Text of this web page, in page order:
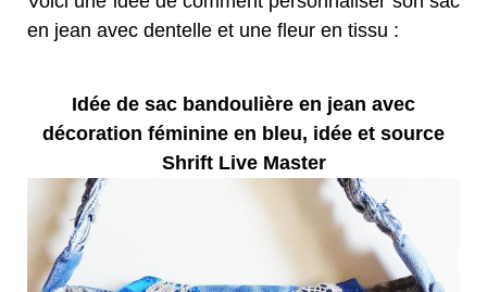
en jean avec dentelle et une fleur en tissu :
Idée de sac bandoulière en jean avec
décoration féminine en bleu, idée et source
Shrift Live Master